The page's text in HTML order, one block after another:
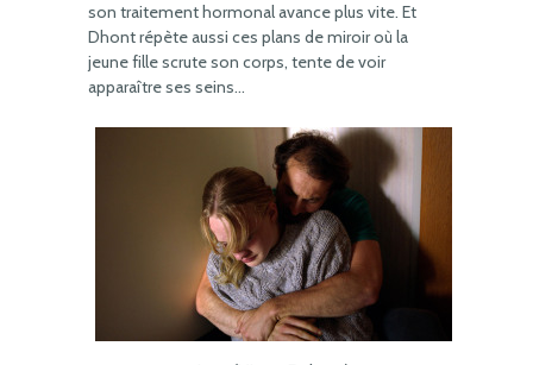
son traitement hormonal avance plus vite. Et
Dhontrépète aussi ces plans de miroir où la
jeune fille scrute son corps, tente de voir
apparaître ses seins…